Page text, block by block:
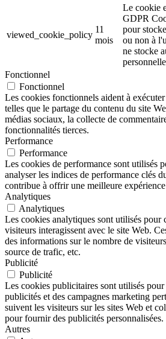
viewed_cookie_policy
11
mois
Le cookie
GDPR
pour
ou non à
ne stocke
Fonctionnel
Fonctionnel
Les cookies fonctionnels aident à
telles que le partage du contenu du site
médias sociaux, la collecte de
fonctionnalités tierces.
Performance
Performance
Les cookies de performance sont utilisés
analyser les indices de performance clés
contribue à offrir une meilleure
Analytiques
Analytiques
Les cookies analytiques sont utilisés pour
visiteurs interagissent avec le site Web.
des informations sur le nombre de
source de trafic, etc.
Publicité
Publicité
Les cookies publicitaires sont utilisés
publicités et des campagnes marketing
suivent les visiteurs sur les sites Web et
pour fournir des publicités personnalisées.
Autres